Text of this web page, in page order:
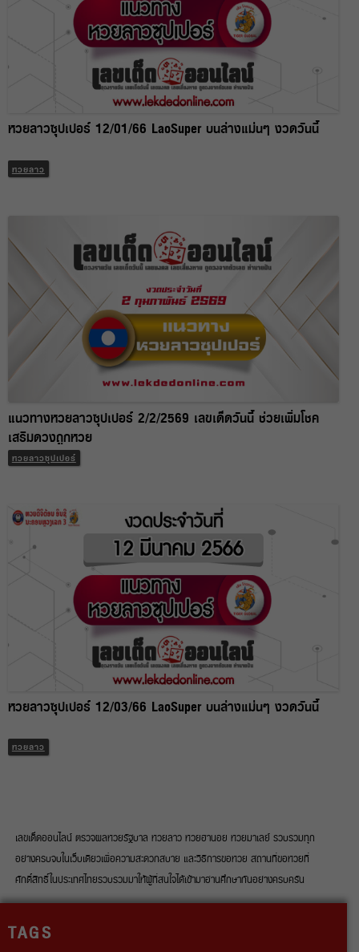
หวยลาวซุปเปอร์ 12/01/66 LaoSuper บนล่างแม่นๆ งวดวันนี้
หวยลาว
แนวทางหวยลาวซุปเปอร์ 2/2/2569 เลขเด็ดวันนี้ ช่วยเพิ่มโชค
เสริมดวงถูกหวย
หวยลาวซุปเปอร์
หวยลาวซุปเปอร์ 12/03/66 LaoSuper บนล่างแม่นๆ งวดวันนี้
หวยลาว
เลขเด็ดออนไลน์ ตรวจผลหวยรัฐบาล หวยลาว หวยฮานอย หวยมาเลย์ รวบรวมทุก
อย่างครบจบในเว็บเดียวเพื่อความสะดวกสบาย และวิธีการขอหวย สถานที่ขอหวยที่
ศักดิ์สิทธิ์ในประเทศไทยรวบรวมมาให้ผู้ที่สนใจได้เข้ามาอ่านศึกษากันอย่างครบครัน
TAGS